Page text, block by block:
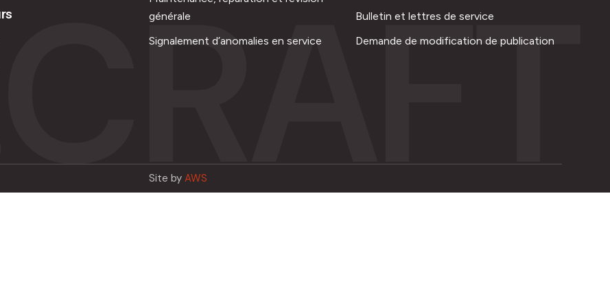
générale
Signalement d’anomalies en service
Bulletin et lettres de service
Demande de modification de publication
Site by AWS